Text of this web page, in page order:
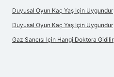
Duyusal Oyun Kaç Yaş Için Uygundur
Duyusal Oyun Kaç Yaş Için Uygundur
Gaz Sancısı Için Hangi Doktora Gidilir